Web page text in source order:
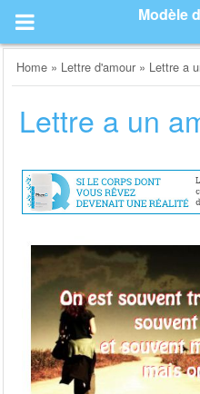
content
Modèle
Home » Lettre d'amour » Lettre a
Lettre a un